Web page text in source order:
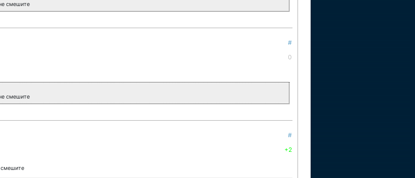
смешите
#
0
смешите
#
+2
смешите